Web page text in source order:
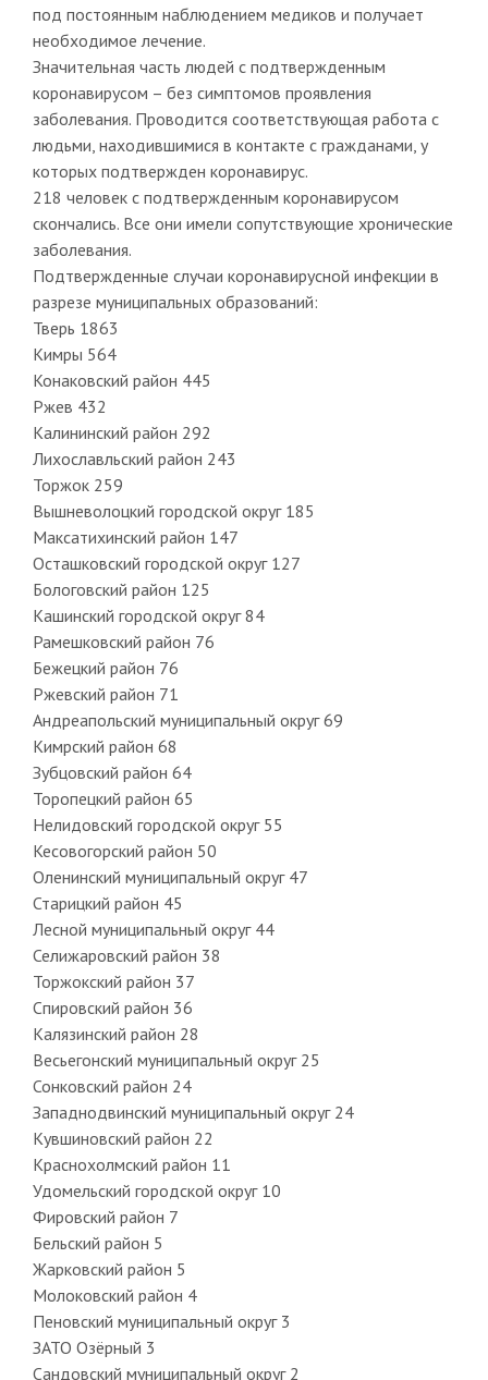
под постоянным наблюдением медиков и получает
необходимое лечение.
Значительная часть людей с подтвержденным
коронавирусом – без симптомов проявления
заболевания. Проводится соответствующая работа с
людьми, находившимися в контакте с гражданами, у
которых подтвержден коронавирус.
218 человек с подтвержденным коронавирусом
скончались. Все они имели сопутствующие хронические
заболевания.
Подтвержденные случаи коронавирусной инфекции в
разрезе муниципальных образований:
Тверь 1863
Кимры 564
Конаковский район 445
Ржев 432
Калининский район 292
Лихославльский район 243
Торжок 259
Вышневолоцкий городской округ 185
Максатихинский район 147
Осташковский городской округ 127
Бологовский район 125
Кашинский городской округ 84
Рамешковский район 76
Бежецкий район 76
Ржевский район 71
Андреапольский муниципальный округ 69
Кимрский район 68
Зубцовский район 64
Торопецкий район 65
Нелидовский городской округ 55
Кесовогорский район 50
Оленинский муниципальный округ 47
Старицкий район 45
Лесной муниципальный округ 44
Селижаровский район 38
Торжокский район 37
Спировский район 36
Калязинский район 28
Весьегонский муниципальный округ 25
Сонковский район 24
Западнодвинский муниципальный округ 24
Кувшиновский район 22
Краснохолмский район 11
Удомельский городской округ 10
Фировский район 7
Бельский район 5
Жарковский район 5
Молоковский район 4
Пеновский муниципальный округ 3
ЗАТО Озёрный 3
Сандовский муниципальный округ 2